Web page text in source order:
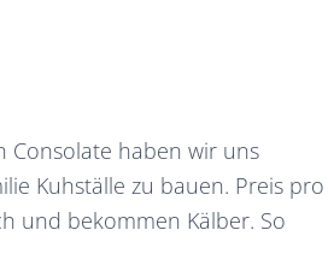
Consolate haben wir uns
Kuhställe zu bauen. Preis pro
und bekommen Kälber. So